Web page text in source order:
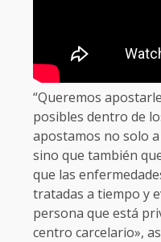
“Queremos
posibles dentro de
apostamos no solo
sino que también
que las
tratadas a tiempo y
persona que está
centro carcelario»,